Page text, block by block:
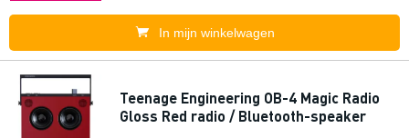
In mijn winkelwagen
Teenage Engineering OB-4 Magic Radio
Gloss Red radio / Bluetooth-speaker